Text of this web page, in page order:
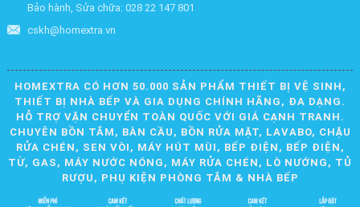
Bảo hành, Sửa chữa: 028 22 147 801
cskh@homextra.vn
HOMEXTRA CÓ HƠN 50.000 SẢN PHẨM THIẾT BỊ VỆ SINH,
THIẾT BỊ NHÀ BẾP VÀ GIA DỤNG CHÍNH HÃNG, ĐA DẠNG.
HỖ TRỢ VẬN CHUYỂN TOÀN QUỐC VỚI GIÁ CẠNH TRANH.
CHUYÊN BỒN TẮM, BÀN CẦU, BỒN RỬA MẶT, LAVABO, CHẬU
RỬA CHÉN, SEN VÒI, MÁY HÚT MÙI, BẾP ĐIỆN, BẾP ĐIỆN,
TỪ, GAS, MÁY NƯỚC NÓNG, MÁY RỬA CHÉN, LÒ NƯỚNG, TỦ
RƯỢU, PHỤ KIỆN PHÒNG TẮM & NHÀ BẾP